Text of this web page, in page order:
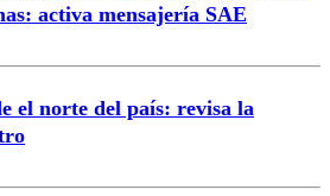
activa mensajería SAE
el norte del país: revisa la